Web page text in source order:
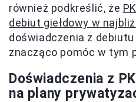
również podkreślić, że
debiut giełdowy w
doświadczenia z debiutu
znacząco pomóc w tym
Doświadczenia z
na plany